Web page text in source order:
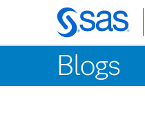
Skip
to
main
content
Blogs